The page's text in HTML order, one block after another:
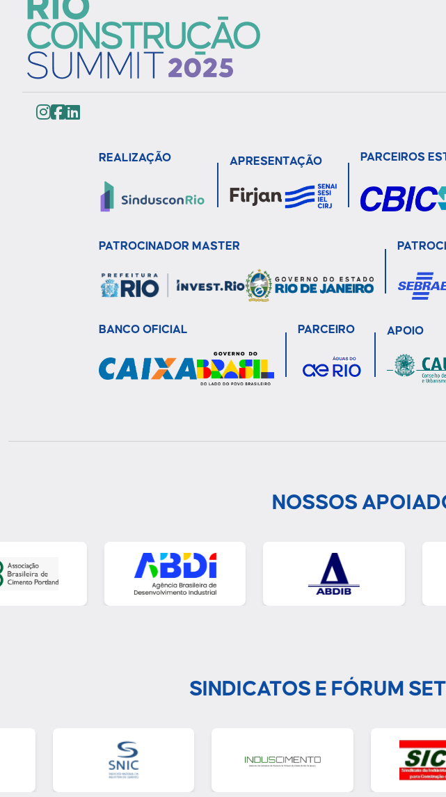
REALIZAÇÃO APRESENTAÇÃO PARCEIROS
PATROCINADOR MASTER
BANCO OFICIAL PARCEIRO APOIO
NOSSOS
SINDICATOS E FÓRUM